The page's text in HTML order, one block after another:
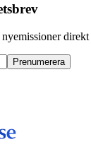
nyemissioner
Prenumerera